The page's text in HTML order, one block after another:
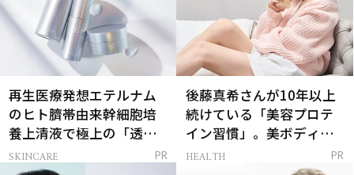
再生医療発想エテルナム
のヒト臍帯由来幹細胞培
養上清液で極上の「透明
感ハリ肌」へ
SKINCARE PR
後藤真希さんが10年以上
続けている「美容プロテ
イン習慣」。美ボディを
支える朝ルーティンと
HEALTH PR